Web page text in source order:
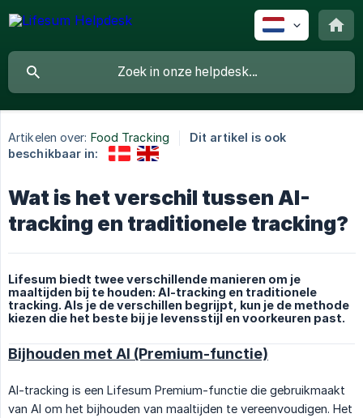
Artikelen over: Food Tracking
Dit artikel is ook
beschikbaar in:
Wat is het verschil tussen AI-
tracking en traditionele tracking?
Lifesum biedt twee verschillende manieren om je
maaltijden bij te houden: AI-tracking en traditionele
tracking. Als je de verschillen begrijpt, kun je de methode
kiezen die het beste bij je levensstijl en voorkeuren past.
Bijhouden met AI (Premium-functie)
AI-tracking is een Lifesum Premium-functie die gebruikmaakt
van AI om het bijhouden van maaltijden te vereenvoudigen. Het